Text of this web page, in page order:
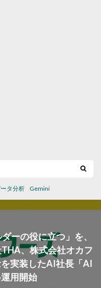
タ分析 Gemini
ーの役に立つ」を、
、株式会社オカフ
実装したAI社長「AI
用開始